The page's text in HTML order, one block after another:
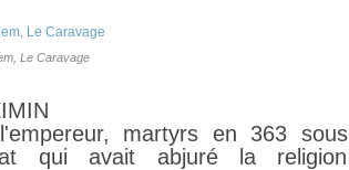
Le Caravage
martyrs en 363 sous
qui avait abjuré la religion